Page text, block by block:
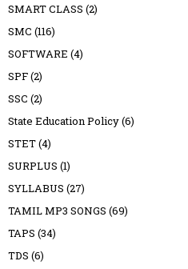
SMART CLASS (2)
SMC (116)
SOFTWARE (4)
SPF(2)
SSC (2)
State Education Policy(6)
STET(4)
SURPLUS (1)
SYLLABUS (27)
TAMIL MP3 SONGS (69)
TAPS (34)
TDS (6)